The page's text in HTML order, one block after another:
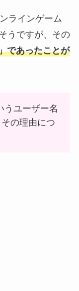
ラインゲーム
うですが、その
であったことが
うユーザー名
の理由につ